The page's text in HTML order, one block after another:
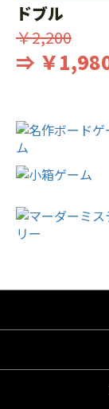
ドブル
￥2,200
⇒ ￥